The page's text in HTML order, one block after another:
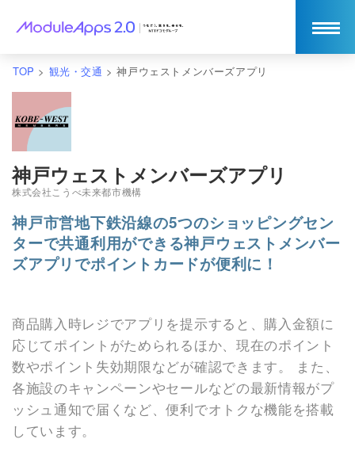
TOP > 観光・交通 >神戸ウェストメンバーズアプリ
神戸ウェストメンバーズアプリ
株式会社こうべ未来都市機構
神戸市営地下鉄沿線の5つのショッピングセン
ターで共通利用ができる神戸ウェストメンバー
ズアプリでポイントカードが便利に！
商品購入時レジでアプリを提示すると、購入金額に
応じてポイントがためられるほか、現在のポイント
数やポイント失効期限などが確認できます。 また、
各施設のキャンペーンやセールなどの最新情報がプ
ッシュ通知で届くなど、便利でオトクな機能を搭載
しています。